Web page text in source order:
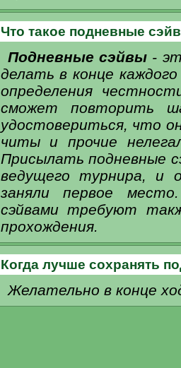
Что такое подневные
Подневные сэйвы-
делать в конце
определения
сможет повторить
удостовериться, что
читы и прочие
Присылать подневные
ведущего турнира, и
заняли первое
сэйвами требуют
прохождения.
Когда лучше сохранять
Желательно в конце